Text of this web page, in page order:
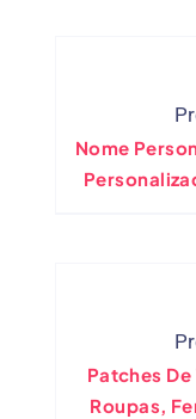
Nome
Patches
Roupas,